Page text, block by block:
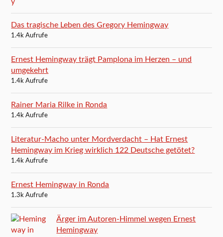
Das tragische Leben des Gregory Hemingway
1.4k Aufrufe
Ernest Hemingway trägt Pamplona im Herzen – und
umgekehrt
1.4k Aufrufe
Rainer Maria Rilke in Ronda
1.4k Aufrufe
Literatur-Macho unter Mordverdacht – Hat Ernest
Hemingway im Krieg wirklich 122 Deutsche getötet?
1.4k Aufrufe
Ernest Hemingway in Ronda
1.3k Aufrufe
Ärger im Autoren-Himmel wegen Ernest
Hemingway